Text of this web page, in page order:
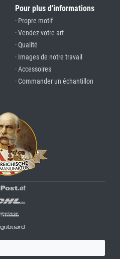
Pour plus d'informations
· Propre motif
· Vendez votre art
· Qualité
· Images de notre travail
· Accessoires
· Commander un échantillon